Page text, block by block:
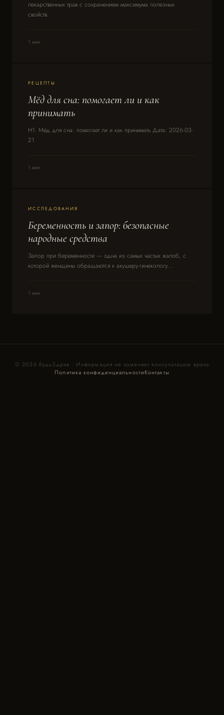
лекарственных трав с сохранением максимума полезных
свойств.
1 мин
РЕЦЕПТЫ
Мёд для сна: помогает ли и как
принимать
H1: Мёд для сна: помогает ли и как принимать Дата: 2026-03-
21
1 мин
ИССЛЕДОВАНИЯ
Беременность и запор: безопасные
народные средства
Запор при беременности — одна из самых частых жалоб, с
которой женщины обращаются к акушеру-гинекологу....
1 мин
© 2026 БудьЗдрав · Информация не заменяет консультацию врача
Политика конфиденциальностиКонтакты